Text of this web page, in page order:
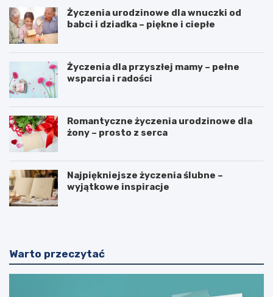
Życzenia urodzinowe dla wnuczki od
babci i dziadka – piękne i ciepłe
Życzenia dla przyszłej mamy – pełne
wsparcia i radości
Romantyczne życzenia urodzinowe dla
żony – prosto z serca
Najpiękniejsze życzenia ślubne –
wyjątkowe inspiracje
Warto przeczytać